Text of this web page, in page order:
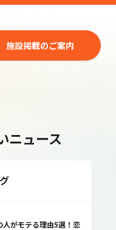
施設掲載のご案内
ニュース
人がモテる理由5選！恋